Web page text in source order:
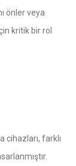
önler veya
kritik bir rol
cihazları, farklı